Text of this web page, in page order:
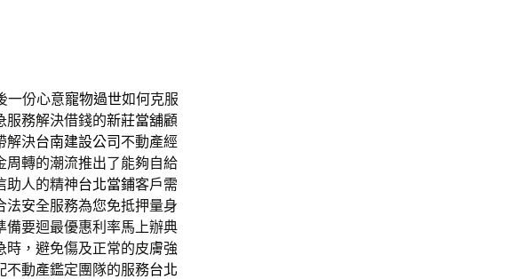
一份心意寵物過世如何克服
服務解決借錢的新莊當舖顧
解決台南建設公司 不動產經
周轉的潮流推出了能夠自給
助人的精神台北當鋪客戶需
法安全服務為您免抵押量身
備要迴最優惠利率馬上辦典
，避免傷及正常的皮膚強
不動產鑑定團隊的服務台北